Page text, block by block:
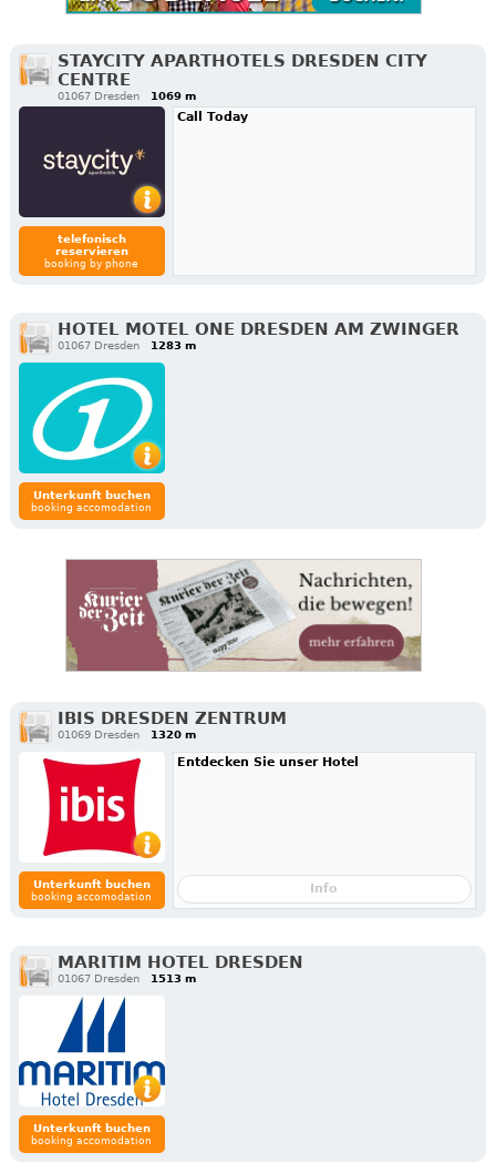
STAYCITY APARTHOTELS DRESDEN CITY
CENTRE
01067 Dresden 1069 m
telefonisch
reservieren
booking by phone
Call Today
HOTEL MOTEL ONE DRESDEN AM ZWINGER
01067 Dresden 1283 m
Unterkunft buchen
booking accomodation
IBIS DRESDEN ZENTRUM
01069 Dresden 1320 m
Unterkunft buchen
booking accomodation
Entdecken Sie unser Hotel
Info
MARITIM HOTEL DRESDEN
01067 Dresden 1513 m
Unterkunft buchen
booking accomodation